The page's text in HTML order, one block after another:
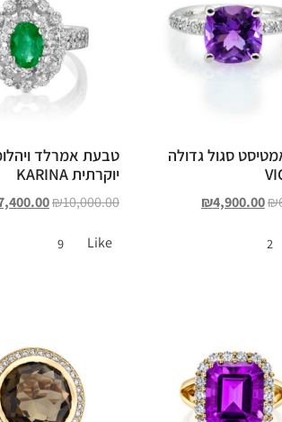
סגול גדולה
₪
₪4,900.00
2
טבעת אמרלד
יוקרתית KARINA
₪10,000.00
Like
9